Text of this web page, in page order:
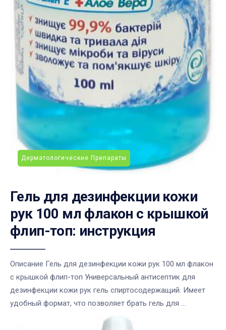
Дерматологические Препараты
Гель для дезинфекции кожи
рук 100 мл флакон с крышкой
флип-топ: инструкция
Описание Гель для дезинфекции кожи рук 100 мл флакон
с крышкой флип-топ Универсальный антисептик для
дезинфекции кожи рук гель спиртосодержащий. Имеет
удобный формат, что позволяет брать гель для ...